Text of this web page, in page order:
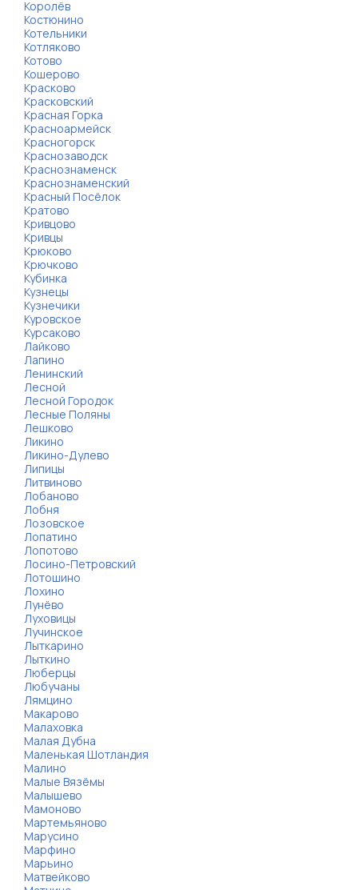
Королёв
Костюнино
Котельники
Котляково
Котово
Кошерово
Красково
Красковский
Красная Горка
Красноармейск
Красногорск
Краснозаводск
Краснознаменск
Краснознаменский
Красный Посёлок
Кратово
Кривцово
Кривцы
Крюково
Крючково
Кубинка
Кузнецы
Кузнечики
Куровское
Курсаково
Лайково
Лапино
Ленинский
Лесной
Лесной Городок
Лесные Поляны
Лешково
Ликино
Ликино-Дулево
Липицы
Литвиново
Лобаново
Лобня
Лозовское
Лопатино
Лопотово
Лосино-Петровский
Лотошино
Лохино
Лунёво
Луховицы
Лучинское
Лыткарино
Лыткино
Люберцы
Любучаны
Лямцино
Макарово
Малаховка
Малая Дубна
Маленькая Шотландия
Малино
Малые Вязёмы
Малышево
Мамоново
Мартемьяново
Марусино
Марфино
Марьино
Матвейково